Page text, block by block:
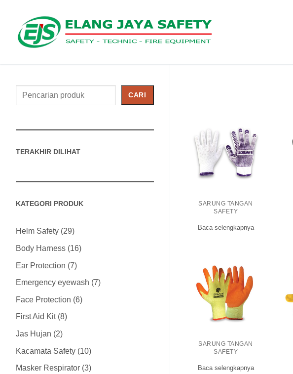
SARUNG TANGAN
SAFETY
Baca selengkapnya
SARUNG TANGAN
SAFETY
Baca selengkapnya
Cari
Produk
CARI
TERAKHIR DILIHAT
KATEGORI PRODUK
Helm Safety 29
Body Harness 16
Ear Protection 7
Emergency eyewash 7
Face Protection 6
First Aid Kit 8
Jas Hujan 2
Kacamata Safety 10
Masker Respirator 3